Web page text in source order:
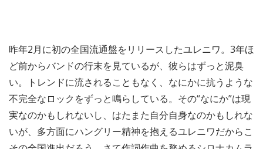
昨年2月に初の全国流通盤をリリースしたユレニワ。3年ほ
ど前からバンドの行末を見ているが、彼らはずっと泥臭
い。トレンドに流されることもなく、なにかに抗うような
不完全なロックをずっと鳴らしている。その“なにか”は現
実なのかもしれないし、はたまた自分自身なのかもしれな
いが、多方面にハングリー精神を抱えるユレニワだからこ